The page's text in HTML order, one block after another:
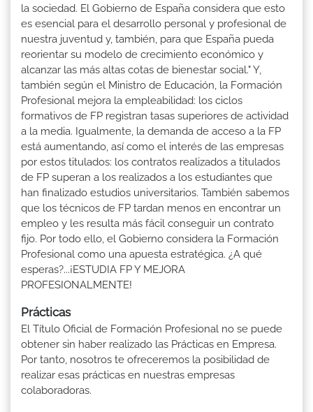
la sociedad. El Gobierno de España considera que esto
es esencial para el desarrollo personal y profesional de
nuestra juventud y, también, para que España pueda
reorientar su modelo de crecimiento económico y
alcanzar las más altas cotas de bienestar social." Y,
también según el Ministro de Educación, la Formación
Profesional mejora la empleabilidad: los ciclos
formativos de FP registran tasas superiores de actividad
a la media. Igualmente, la demanda de acceso a la FP
está aumentando, así como el interés de las empresas
por estos titulados: los contratos realizados a titulados
de FP superan a los realizados a los estudiantes que
han finalizado estudios universitarios. También sabemos
que los técnicos de FP tardan menos en encontrar un
empleo y les resulta más fácil conseguir un contrato
fijo. Por todo ello, el Gobierno considera la Formación
Profesional como una apuesta estratégica. ¿A qué
esperas?...¡ESTUDIA FP Y MEJORA
PROFESIONALMENTE!
Prácticas
El Título Oficial de Formación Profesional no se puede
obtener sin haber realizado las Prácticas en Empresa.
Por tanto, nosotros te ofreceremos la posibilidad de
realizar esas prácticas en nuestras empresas
colaboradoras.